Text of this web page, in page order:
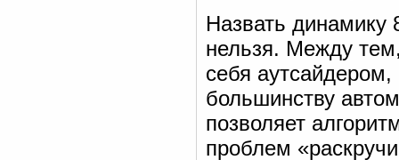
Назвать динамику
нельзя. Между
себя
большинству
позволяет
проблем